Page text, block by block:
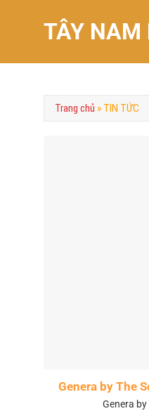
dung
TÂY NAM
Trang chủ » TIN TỨC
Genera by The
Genera